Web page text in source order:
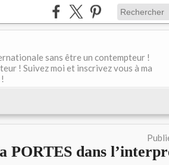
sans être un contempteur !
! Suivez moi et inscrivez vous à ma
PORTES dans